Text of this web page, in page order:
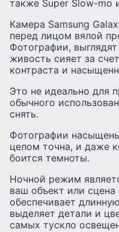
также Super Slow-mo
Камера Samsung
перед лицом вялой
Фотографии,
живость сияет за
контраста и
Это не идеально для
обычного
снять.
Фотографии
целом точна, и даже
боится темноты.
Ночной режим
ваш объект или
обеспечивает
выделяет детали и
самых тускло